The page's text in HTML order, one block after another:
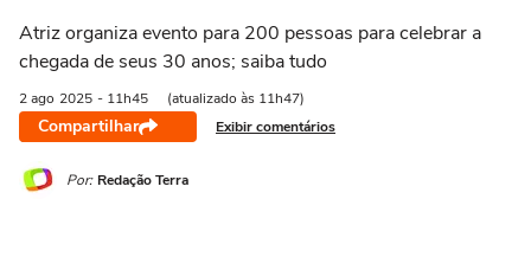
Atriz organiza evento para 200 pessoas para celebrar a
chegada de seus 30 anos; saiba tudo
2 ago 2025 - 11h45 (atualizado às 11h47)
Compartilhar Exibir comentários
Por: Redação Terra